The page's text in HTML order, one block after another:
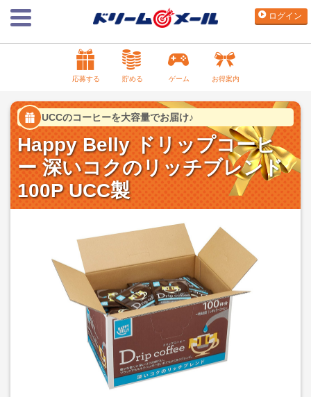
ログイン
応募する 貯める ゲーム お得案内
UCCのコーヒーを大容量でお届け♪
Happy Belly ドリップコーヒ
ー 深いコクのリッチブレンド
100P UCC製